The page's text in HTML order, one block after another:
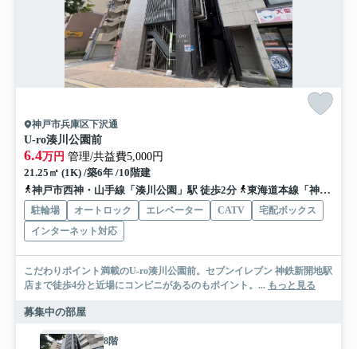
神戸市兵庫区下沢通
U-ro湊川公園前
6.4万円 管理/共益費5,000円
21.25㎡ (1K) /築6年 /10階建
神戸市西神・山手線「湊川公園」駅 徒歩2分
東海道本線「神戸」駅 徒歩15分
駐輪場 オートロック エレベーター CATV
宅配ボックス
インターネット対応
こだわりポイント満載のU-ro湊川公園前。セブンイレブン 神鉄新開地駅
店まで徒歩4分と近場にコンビニがあるのもポイント。... もっと見る
募集中の部屋
8階